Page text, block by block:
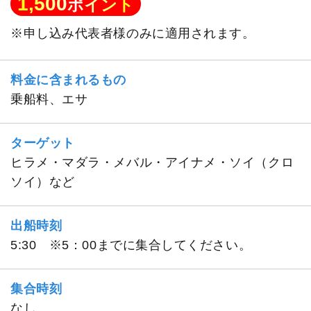
ポイント
※申し込み代表者様のみに適用されます。
料金に含まれるもの
乗船料、エサ
ターゲット
ヒラメ・マダラ・メバル・アイナメ・ソイ（クロ
ソイ）など
出船時刻
5:30 ※5：00までに集合してください。
集合時刻